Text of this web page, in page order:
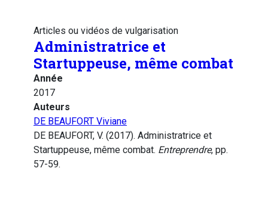
Articles ou vidéos de vulgarisation
Administratrice et
Startuppeuse, même combat
Année
2017
Auteurs
DE BEAUFORT Viviane
DE BEAUFORT, V. (2017). Administratrice et
Startuppeuse, même combat. Entreprendre, pp.
57-59.